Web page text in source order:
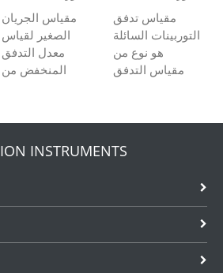
الكيميائية المسببة
للإدما...
منخفضة التدفق
مقياس الجريان
الصغير لقياس
معدل التدفق
المنخفض من
لقياس تدفق
وغير المسببة
مقياس تدفق
التوربينات السائلة
هو نوع من
مقياس التدفق
والبنزين والمياه
سائل نظيفINSTRUMENTS